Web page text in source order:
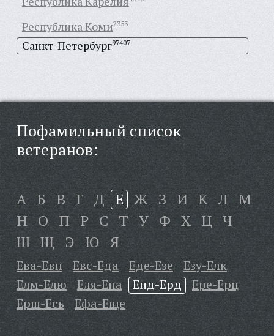
Республика Коми2353
Санкт-Петербург97407
Пофамильный список
ветеранов:
А Б В Г Д Е Ж З И К Л М
Н О П Р С Т У Ф Х Ц Ч
Ш Щ Э Ю Я
Ева-Евп Евс-Еда Еде-Езе
Езу-Елк
Елм-Елю
Еля-Ена Енд-Ерд
Ере-Ерц
Ерш-Есь
Ефа-Еще